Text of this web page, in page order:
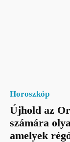
Horoszkóp
Újhold az
számára
amelyek